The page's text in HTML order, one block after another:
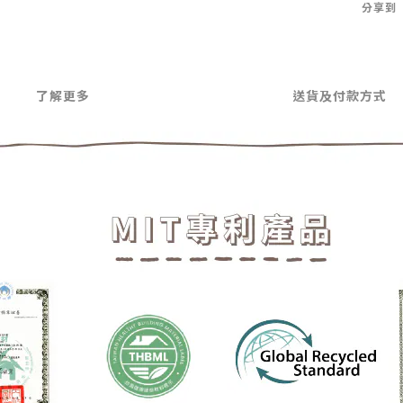
分享到
了解更多 送貨及付款方式